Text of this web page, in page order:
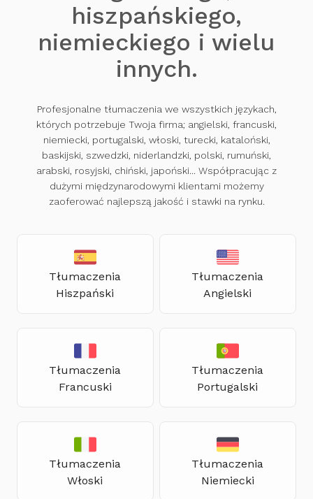
hiszpańskiego,
niemieckiego i wielu
innych.
Profesjonalne tłumaczenia we wszystkich językach,
których potrzebuje Twoja firma; angielski, francuski,
niemiecki, portugalski, włoski, turecki, kataloński,
baskijski, szwedzki, niderlandzki, polski, rumuński,
arabski, rosyjski, chiński, japoński... Współpracując z
dużymi międzynarodowymi klientami możemy
zaoferować najlepszą jakość i stawki na rynku.
Tłumaczenia
Hiszpański
Tłumaczenia
Angielski
Tłumaczenia
Francuski
Tłumaczenia
Portugalski
Tłumaczenia
Włoski
Tłumaczenia
Niemiecki